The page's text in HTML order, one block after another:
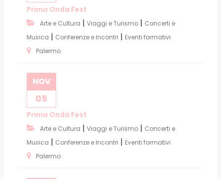
Prima Onda Fest
Arte e Cultura | Viaggi e Turismo | Concerti e
Musica | Conferenze e Incontri | Eventi formativi
Palermo
NOV
05
Prima Onda Fest
Arte e Cultura | Viaggi e Turismo | Concerti e
Musica | Conferenze e Incontri | Eventi formativi
Palermo